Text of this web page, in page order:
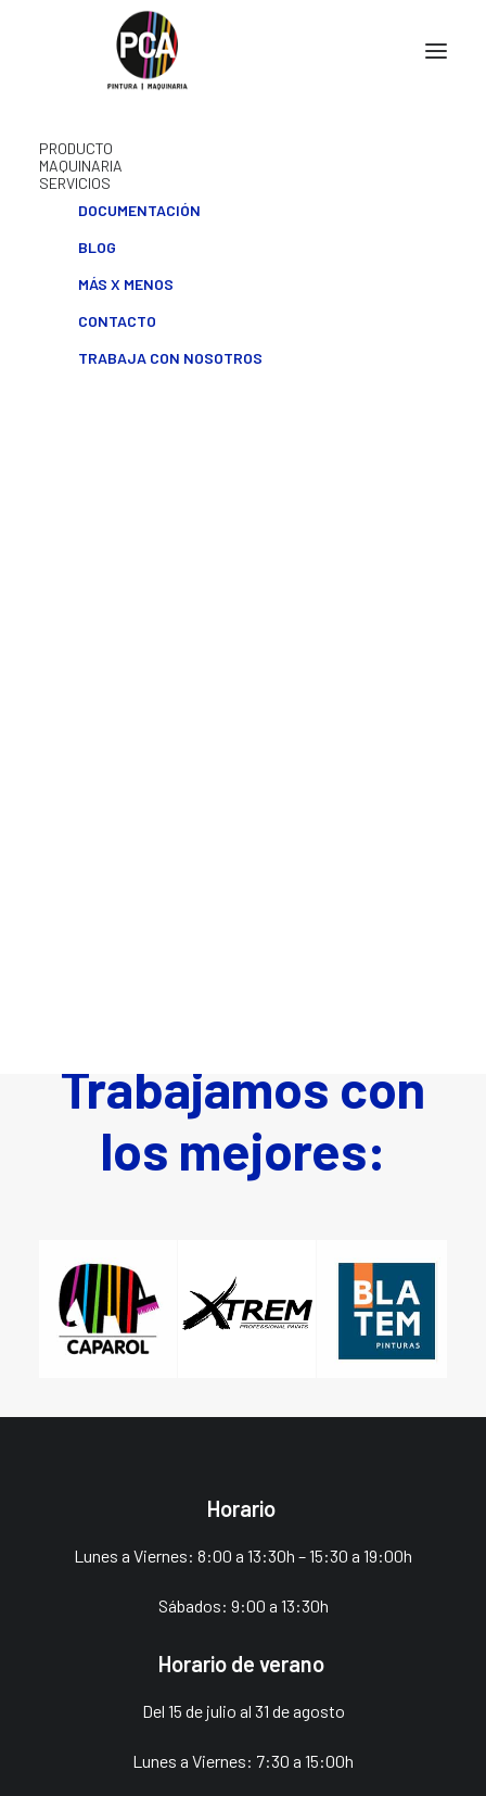
PRODUCTO
MAQUINARIA
SERVICIOS
DOCUMENTACIÓN
BLOG
MÁS X MENOS
CONTACTO
TRABAJA CON NOSOTROS
GRACIAS POR TU
CONFIANZA
Trabajamos con
los mejores:
Horario
Lunes a Viernes: 8:00 a 13:30h – 15:30 a 19:00h
Sábados: 9:00 a 13:30h
Horario de verano
Del 15 de julio al 31 de agosto
Lunes a Viernes: 7:30 a 15:00h